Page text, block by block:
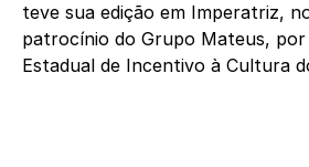
teve sua edição em Imperatriz,
patrocínio do Grupo Mateus, por
Estadual de Incentivo à Cultura